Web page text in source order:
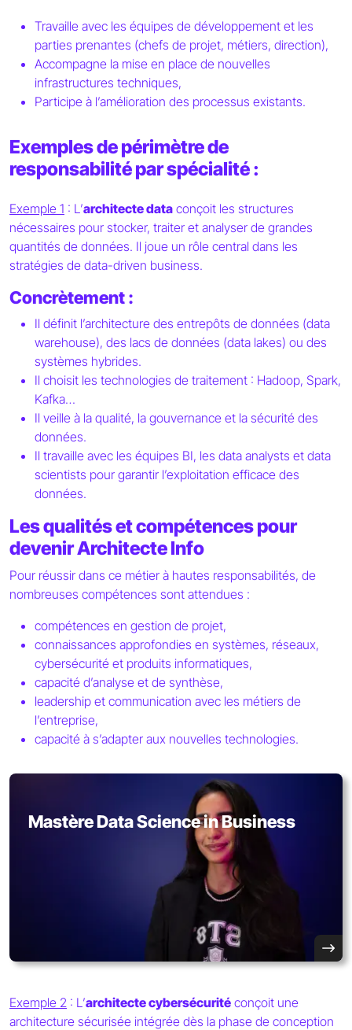
Travaille avec les équipes de développement et les
parties prenantes (chefs de projet, métiers, direction),
Accompagne la mise en place de nouvelles
infrastructures techniques,
Participe à l’amélioration des processus existants.
Exemples de périmètre de
responsabilité par spécialité :
Exemple 1 : L’architecte data conçoit les structures
nécessaires pour stocker, traiter et analyser de grandes
quantités de données. Il joue un rôle central dans les
stratégies de data-driven business.
Concrètement :
Il définit l’architecture des entrepôts de données (data
warehouse), des lacs de données (data lakes) ou des
systèmes hybrides.
Il choisit les technologies de traitement : Hadoop, Spark,
Kafka…
Il veille à la qualité, la gouvernance et la sécurité des
données.
Il travaille avec les équipes BI, les data analysts et data
scientists pour garantir l’exploitation efficace des
données.
Les qualités et compétences pour
devenir Architecte Info
Pour réussir dans ce métier à hautes responsabilités, de
nombreuses compétences sont attendues :
compétences en gestion de projet,
connaissances approfondies en systèmes, réseaux,
cybersécurité et produits informatiques,
capacité d’analyse et de synthèse,
leadership et communication avec les métiers de
l’entreprise,
capacité à s’adapter aux nouvelles technologies.
Mastère Data Science in Business
Exemple 2 : L’architecte cybersécurité conçoit une
architecture sécurisée intégrée dès la phase de conception